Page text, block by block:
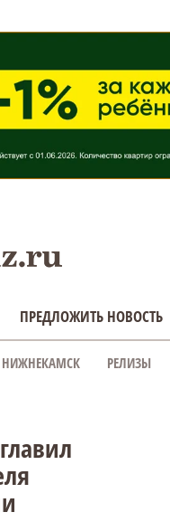
ПРЕДЛОЖИТЬ НОВОСТЬ
НИЖНЕКАМСК РЕЛИЗЫ